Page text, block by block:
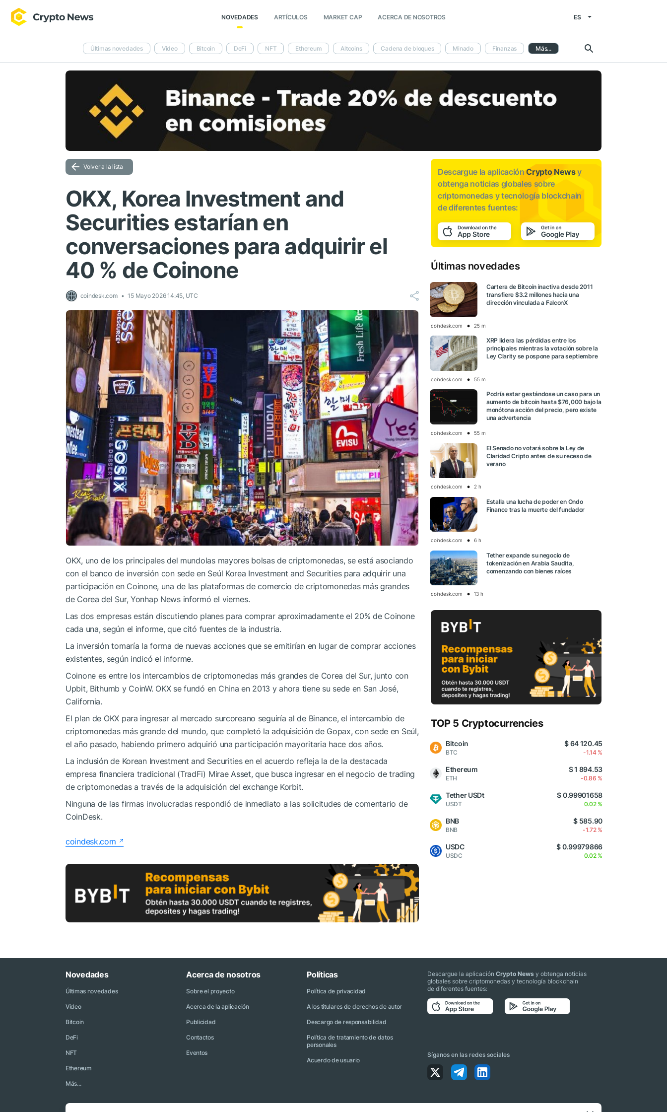
NOVEDADES ARTÍCULOS MARKET CAP ACERCA DE NOSOTROS ES
Últimas novedades Video Bitcoin DeFi NFT Ethereum Altcoins Cadena de bloques Minado Finanzas Más...
Volver a la lista
OKX, Korea Investment and
Securities estarían en
conversaciones para adquirir el
40 % de Coinone
coindesk.com 15 Mayo 2026 14:45, UTC
OKX, uno de los principales del mundolas mayores bolsas de criptomonedas, se está asociando
con el banco de inversión con sede en Seúl Korea Investment and Securities para adquirir una
participación en Coinone, una de las plataformas de comercio de criptomonedas más grandes
de Corea del Sur, Yonhap News informó el viernes.
Las dos empresas están discutiendo planes para comprar aproximadamente el 20% de Coinone
cada una, según el informe, que citó fuentes de la industria.
La inversión tomaría la forma de nuevas acciones que se emitirían en lugar de comprar acciones
existentes, según indicó el informe.
Coinone es entre los intercambios de criptomonedas más grandes de Corea del Sur, junto con
Upbit, Bithumb y CoinW. OKX se fundó en China en 2013 y ahora tiene su sede en San José,
California.
El plan de OKX para ingresar al mercado surcoreano seguiría al de Binance, el intercambio de
criptomonedas más grande del mundo, que completó la adquisición de Gopax, con sede en Seúl,
el año pasado, habiendo primero adquirió una participación mayoritaria hace dos años.
La inclusión de Korean Investment and Securities en el acuerdo refleja la de la destacada
empresa financiera tradicional (TradFi) Mirae Asset, que busca ingresar en el negocio de trading
de criptomonedas a través de la adquisición del exchange Korbit.
Ninguna de las firmas involucradas respondió de inmediato a las solicitudes de comentario de
CoinDesk.
coindesk.com
Descargue la aplicaciónCrypto Newsy
obtenga noticias globales sobre
criptomonedas y tecnología blockchain
de diferentes fuentes:
Últimas novedades
Cartera de Bitcoin inactiva desde 2011
transfiere $3.2 millones hacia una
dirección vinculada a FalconX
coindesk.com 25 m
XRP lidera las pérdidas entre los
principales mientras la votación sobre la
Ley Clarity se pospone para septiembre
coindesk.com 55 m
Podría estar gestándose un caso para un
aumento de bitcoin hasta $76,000 bajo la
monótona acción del precio, pero existe
una advertencia
coindesk.com 55 m
El Senado no votará sobre la Ley de
Claridad Cripto antes de su receso de
verano
coindesk.com 2 h
Estalla una lucha de poder en Ondo
Finance tras la muerte del fundador
coindesk.com 6 h
Tether expande su negocio de
tokenización en Arabia Saudita,
comenzando con bienes raíces
coindesk.com 13 h
TOP 5 Cryptocurrencies
Bitcoin
BTC
$ 64 120.45
-1.14 %
Ethereum
ETH
$ 1 894.53
-0.86 %
Tether USDt
USDT
$ 0.99901658
0.02 %
BNB
BNB
$ 585.90
-1.72 %
USDC
USDC
$ 0.99979866
0.02 %
Novedades
Últimas novedades
Video
Bitcoin
DeFi
NFT
Ethereum
Más...
Acerca de nosotros
Sobre el proyecto
Acerca de la aplicación
Publicidad
Contactos
Eventos
Políticas
Política de privacidad
A los titulares de derechos de autor
Descargo de responsabilidad
Política de tratamiento de datos
personales
Acuerdo de usuario
Descargue la aplicaciónCrypto News y obtenga noticias
globales sobre criptomonedas y tecnología blockchain
de diferentes fuentes:
Síganos en las redes sociales